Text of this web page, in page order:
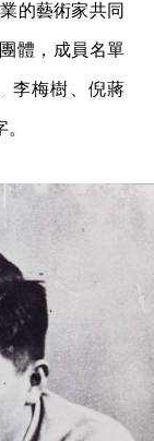
的藝術家共同
體，成員名單
李梅樹、倪蔣